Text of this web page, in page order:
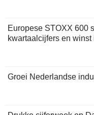
Europese STOXX 600
kwartaalcijfers en winst
Groei Nederlandse